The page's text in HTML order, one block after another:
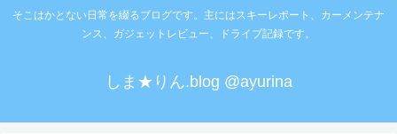
そこはかとない日常を綴るブログです。主にはスキーレポート、カーメンテナ
ンス、ガジェットレビュー、ドライブ記録です。
しま★りん.blog @ayurina